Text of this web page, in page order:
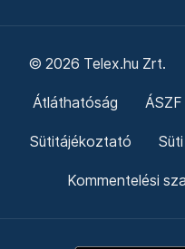
© 2026 Telex.hu Zrt.
Átláthatóság ÁSZF
Sütitájékoztató
Kommentelési